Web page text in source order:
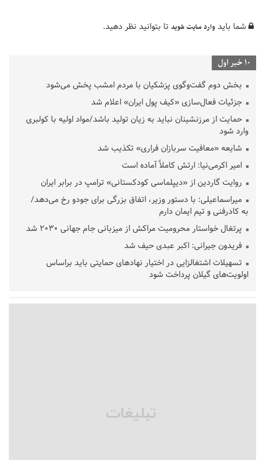
شما باید وارد سایت شوید تا بتوانید نظر دهید.
10 خبر اول
بخش دوم گفت‌وگوی پزشکیان با مردم امشب پخش می‌شود
جزئیات فعال‌سازی «کیف پول ایران» اعلام شد
حمایت از مرزنشینان نباید به زیان تولید باشد/مواد اولیه با کولبری
وارد شود
شایعه «معافیت سربازان فراری» تکذیب شد
امیر اکرمی‌نیا: ارتش کاملاً آماده است
روایت گاردین از «دیپلماسی کودکستانی» ترامپ در برابر ایران
میراسماعیلی: با دستور وزیر، اتفاق بزرگی برای جودو رخ می‌دهد/
به کادرفنی و تیم ایمان دارم
پرتغال خواستار محرومیت مراکش از میزبانی جام جهانی ۲۰۳۰ شد
فریدون جیرانی: اکبر عبدی حیف شد
تسهیلات اشتغالزایی در اختیار نهادهای حمایتی باید براساس
اولویت‌های گیلان پرداخت شود
قلعه‌نویی مشخص شد